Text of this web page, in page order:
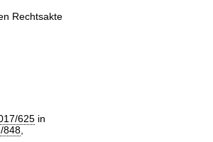
Rechtsakte
625 in
848